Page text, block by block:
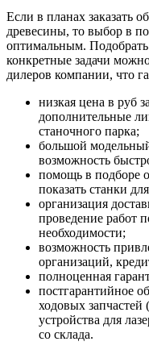
Если в планах заказать
древесины, то выбор в
оптимальным.
конкретные задачи
дилеров компании, что
низкая цена в руб
дополнительные
станочного парка;
большой
возможность
помощь в подборе
показать станки
организация
проведение работ
необходимости;
возможность
организаций,
полноценная
постгарантийное
ходовых
устройства для
со склада.